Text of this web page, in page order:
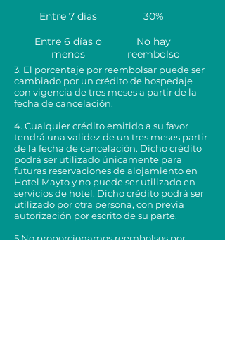
3. El porcentaje por reembolsar puede ser
cambiado por un crédito de hospedaje
con vigencia de tres meses a partir de la
fecha de cancelación.
4. Cualquier crédito emitido a su favor
tendrá una validez de un tres meses partir
de la fecha de cancelación. Dicho crédito
podrá ser utilizado únicamente para
futuras reservaciones de alojamiento en
Hotel Mayto y no puede ser utilizado en
servicios de hotel. Dicho crédito podrá ser
utilizado por otra persona, con previa
autorización por escrito de su parte.
5.No proporcionamos reembolsos por
Entre 7 días
Entre 6 días o
menos
30%
No hay
reembolso